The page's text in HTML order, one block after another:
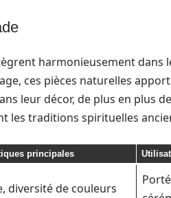
harmonieusement dans
ces pièces naturelles
leur décor, de plus en plus
les traditions spirituelles
principales
diversité de couleurs